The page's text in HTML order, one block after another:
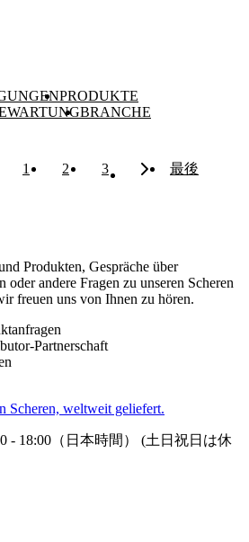
PRODUKTE
WARTUNGBRANCHE
1 2 3 最後
Produkten, Gespräche über
oder andere Fragen zu unseren Scheren
freuen uns von Ihnen zu hören.
Partnerschaft
Scheren, weltweit geliefert.
- 18:00（日本時間） (土日祝日は休